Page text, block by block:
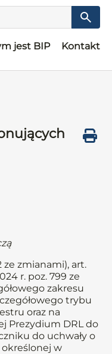
jest BIP Kontakt
ze zmianami), art.
r. poz. 799 ze
zakresu
trybu
oraz na
Prezydium DRL do
do uchwały o
w